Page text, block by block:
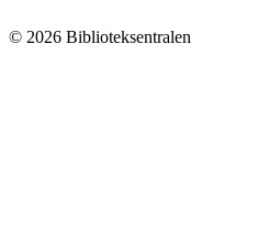
© 2026 Biblioteksentralen